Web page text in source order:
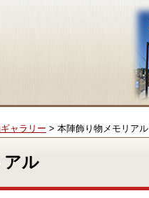
ャラリー > 本陣飾り物メモリアル
アル